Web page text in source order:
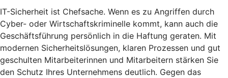
IT-Sicherheit ist Chefsache. Wenn es zu Angriffen durch
Cyber- oder Wirtschaftskriminelle kommt, kann auch die
Geschäftsführung persönlich in die Haftung geraten. Mit
modernen Sicherheitslösungen, klaren Prozessen und gut
geschulten Mitarbeiterinnen und Mitarbeitern stärken Sie
den Schutz Ihres Unternehmens deutlich. Gegen das